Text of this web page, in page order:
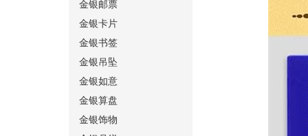
金银邮票
金银卡片
金银书签
金银吊坠
金银如意
金银算盘
金银饰物